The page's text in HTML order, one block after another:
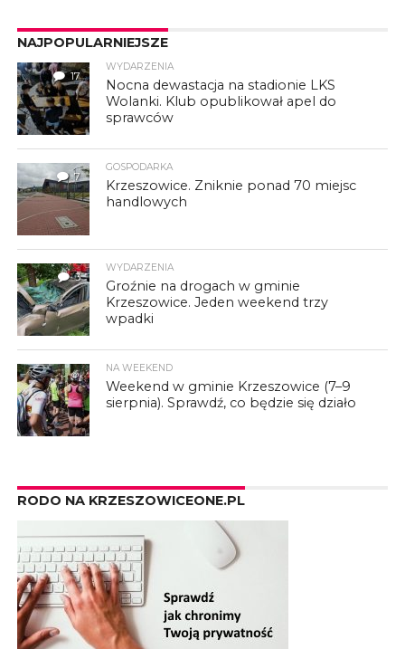
NAJPOPULARNIEJSZE
17
WYDARZENIA
Nocna dewastacja na stadionie LKS
Wolanki. Klub opublikował apel do
sprawców
7
GOSPODARKA
Krzeszowice. Zniknie ponad 70 miejsc
handlowych
3
WYDARZENIA
Groźnie na drogach w gminie
Krzeszowice. Jeden weekend trzy
wpadki
NA WEEKEND
Weekend w gminie Krzeszowice (7–9
sierpnia). Sprawdź, co będzie się działo
RODO NA KRZESZOWICEONE.PL